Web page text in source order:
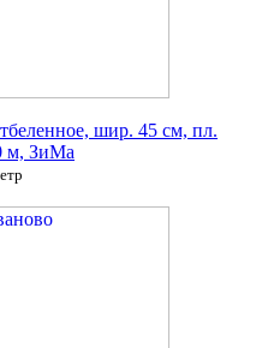
шир. 45 см, пл.
м, ЗиМа